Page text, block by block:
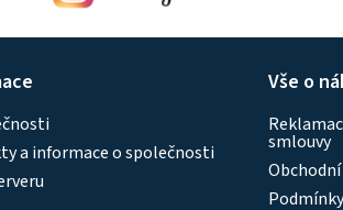
a informace o společnosti
Vše o
smlouvy